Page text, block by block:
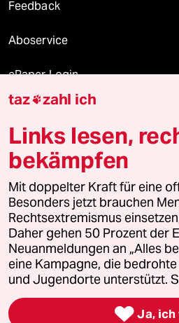
Feedback
Aboservice
ePaper Login
Downloads für Abonnierende
© 2026 taz Verlags und Vertriebs
Alle Rechte vorbehalten. Bei rechtlichen
wenden Sie sich bitte an lizenzen@taz.de
Feedback Redaktionsstatut
Leitlinie Informant
Seitenwende Einwilligungen
taz zahl ich
Links lesen,
bekämpfen
Mit doppelter Kraft für eine
Besonders jetzt brauchen
Rechtsextremismus
Daher gehen 50 Prozent der
Neuanmeldungen an „Alles
eine Kampagne, die
und Jugendorte unterstützt.
 Ja, ich